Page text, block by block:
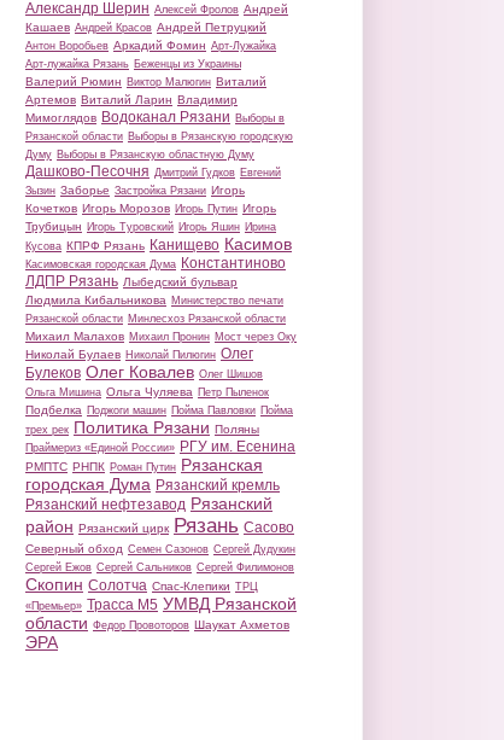
Александр Шерин Алексей Фролов Андрей
Кашаев Андрей Красов Андрей Петруцкий
Антон Воробьев Аркадий Фомин Арт-Лужайка
Арт-лужайка Рязань Беженцы из Украины
Валерий Рюмин Виктор Малюгин Виталий
Артемов Виталий Ларин Владимир
Мимоглядов Водоканал Рязани Выборы в
Рязанской области Выборы в Рязанскую городскую
Думу Выборы в Рязанскую областную Думу
Дашково-Песочня Дмитрий Гудков Евгений
Зызин Заборье Застройка Рязани Игорь
Кочетков Игорь Морозов Игорь Путин Игорь
Трубицын Игорь Туровский Игорь Яшин Ирина
Кусова КПРФ Рязань Канищево Касимов
Касимовская городская Дума Константиново
ЛДПР Рязань Лыбедский бульвар
Людмила Кибальникова Министерство печати
Рязанской области Минлесхоз Рязанской области
Михаил Малахов Михаил Пронин Мост через Оку
Николай Булаев Николай Пилюгин Олег
Булеков Олег Ковалев Олег Шишов
Ольга Мишина Ольга Чуляева Петр Пыленок
Подбелка Поджоги машин Пойма Павловки Пойма
трех рек Политика Рязани Поляны
Праймериз «Единой России» РГУ им. Есенина
РМПТС РНПК Роман Путин Рязанская
городская Дума Рязанский кремль
Рязанский нефтезавод Рязанский
район Рязанский цирк Рязань Сасово
Северный обход Семен Сазонов Сергей Дудукин
Сергей Ежов Сергей Сальников Сергей Филимонов
Скопин Солотча Спас-Клепики ТРЦ
«Премьер» Трасса М5 УМВД Рязанской
области Федор Провоторов Шаукат Ахметов
ЭРА